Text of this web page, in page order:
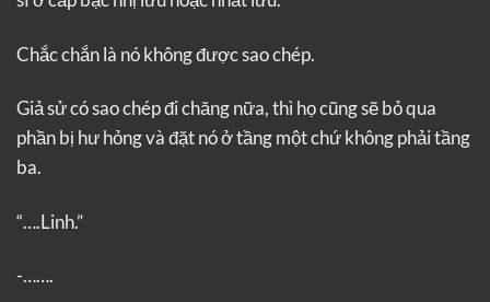
Chắc chắn là nó không được sao chép.
Giả sử có sao chép đi chăng nữa, thì họ cũng sẽ bỏ qua
phần bị hư hỏng và đặt nó ở tầng một chứ không phải tầng
ba.
“….Linh.”
-…….